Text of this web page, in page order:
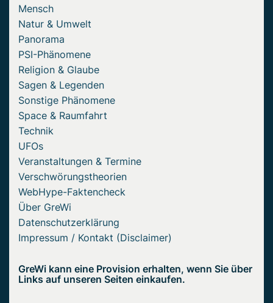
Mensch
Natur & Umwelt
Panorama
PSI-Phänomene
Religion & Glaube
Sagen & Legenden
Sonstige Phänomene
Space & Raumfahrt
Technik
UFOs
Veranstaltungen & Termine
Verschwörungstheorien
WebHype-Faktencheck
Über GreWi
Datenschutzerklärung
Impressum / Kontakt (Disclaimer)
GreWi kann eine Provision erhalten, wenn Sie über
Links auf unseren Seiten einkaufen.